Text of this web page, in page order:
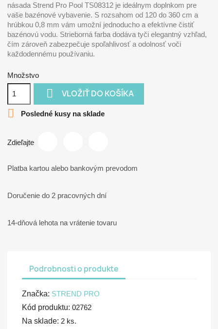
násada Strend Pro Pool TS08312 je ideálnym doplnkom pre
vaše bazénové vybavenie. S rozsahom od 120 do 360 cm a
hrúbkou 0,8 mm vám umožní jednoducho a efektívne čistiť
bazénovú vodu. Strieborná farba dodáva tyči elegantný vzhľad,
čím zároveň zabezpečuje spoľahlivosť a odolnosť voči
každodennému používaniu.
Množstvo
 VLOŽIŤ DO KOŠÍKA
 Posledné kusy na sklade
Zdieľajte
Platba kartou alebo bankovým prevodom
Doručenie do 2 pracovných dní
14-dňová lehota na vrátenie tovaru
Podrobnosti o produkte
Značka: STREND PRO
Kód produktu: 02762
Na sklade: 2 ks.